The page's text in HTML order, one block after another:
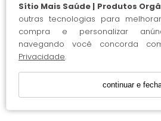
Sítio Mais Saúde | Produtos
outras tecnologias para
compra e personalizar
navegando você concorda
Privacidade.
continuar e